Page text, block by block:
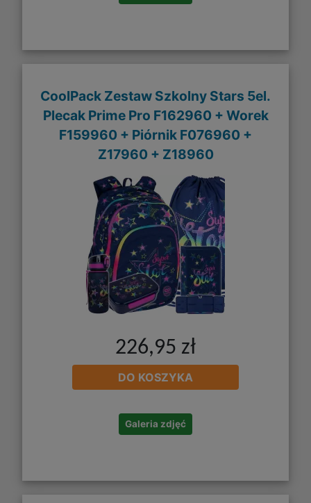
CoolPack Zestaw Szkolny Stars 5el.
Plecak Prime Pro F162960 + Worek
F159960 + Piórnik F076960 +
Z17960 + Z18960
226,95 zł
DO KOSZYKA
Galeria zdjęć